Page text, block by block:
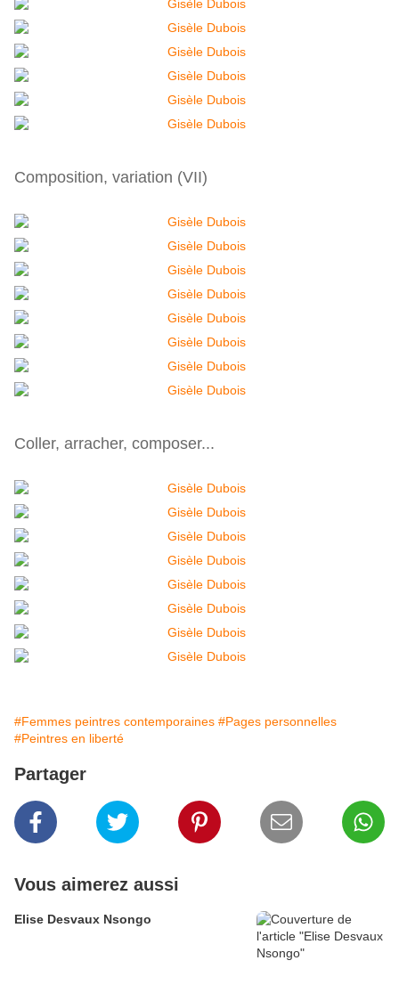
Composition, variation (VII)
Coller, arracher, composer...
#Femmes peintres contemporaines #Pages personnelles
#Peintres en liberté
Partager
Vous aimerez aussi
Elise Desvaux Nsongo